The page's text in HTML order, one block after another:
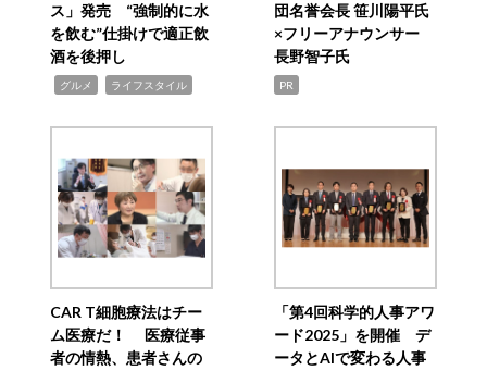
ス」発売 “強制的に水
を飲む”仕掛けで適正飲
酒を後押し
グルメ ライフスタイル
団名誉会長 笹川陽平氏
×フリーアナウンサー
長野智子氏
PR
CAR T細胞療法はチー
ム医療だ！ 医療従事
者の情熱、患者さんの
「第4回科学的人事アワ
ード2025」を開催 デ
ータとAIで変わる人事